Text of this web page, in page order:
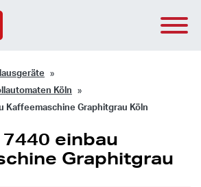
Köln
Kaffeemaschine Graphitgrau Köln
7440 einbau
Graphitgrau